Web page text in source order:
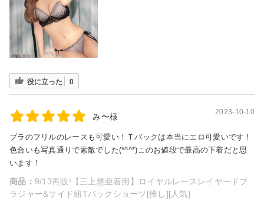
役に立った 0
み〜様 2023-10-10
ブラのフリルのレースも可愛い！Ｔバックは本当にエロ可愛いです！
色合いも写真通りで素敵でした(*^^*)このお値段で最高の下着だと思
います！
商品： 9/13再販!【三上悠亜着用】ロイヤルレースレイヤードブ
ラジャー&サイド紐Tバックショーツ[推し][人気]